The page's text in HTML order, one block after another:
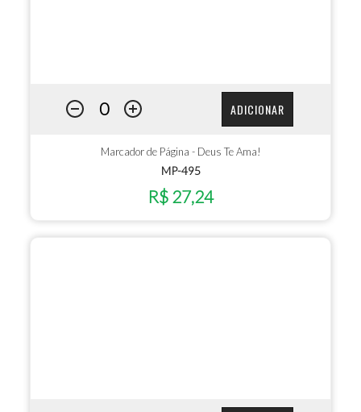
ADICIONAR
Marcador de Página - Deus Te Ama!
MP-495
R$ 27,24